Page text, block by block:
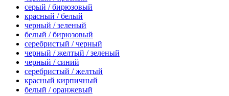
серый / бирюзовый
красный / белый
черный / зеленый
белый / бирюзовый
серебристый / черный
черный / желтый / зеленый
черный / синий
серебристый / желтый
красный кирпичный
белый / оранжевый